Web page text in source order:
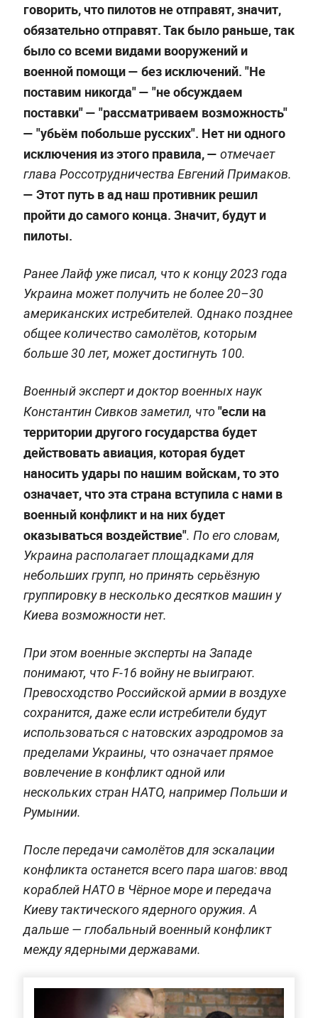
говорить, что пилотов не отправят, значит,
обязательно отправят. Так было раньше, так
было со всеми видами вооружений и
военной помощи — без исключений. "Не
поставим никогда" — "не обсуждаем
поставки" — "рассматриваем возможность"
— "убьём побольше русских". Нет ни одного
исключения из этого правила,— отмечает
глава Россотрудничества Евгений Примаков.
— Этот путь в ад наш противник решил
пройти до самого конца. Значит, будут и
пилоты.
Ранее Лайф уже писал, что к концу 2023 года
Украина может получить не более 20–30
американских истребителей. Однако позднее
общее количество самолётов, которым
больше 30 лет, может достигнуть 100.
Военный эксперт и доктор военных наук
Константин Сивков заметил, что"если на
территории другого государства будет
действовать авиация, которая будет
наносить удары по нашим войскам, то это
означает, что эта страна вступила с нами в
военный конфликт и на них будет
оказываться воздействие". По его словам,
Украина располагает площадками для
небольших групп, но принять серьёзную
группировку в несколько десятков машин у
Киева возможности нет.
При этом военные эксперты на Западе
понимают, что F-16 войну не выиграют.
Превосходство Российской армии в воздухе
сохранится, даже если истребители будут
использоваться с натовских аэродромов за
пределами Украины, что означает прямое
вовлечение в конфликт одной или
нескольких стран НАТО, например Польши и
Румынии.
После передачи самолётов для эскалации
конфликта останется всего пара шагов: ввод
кораблей НАТО в Чёрное море и передача
Киеву тактического ядерного оружия. А
дальше — глобальный военный конфликт
между ядерными державами.